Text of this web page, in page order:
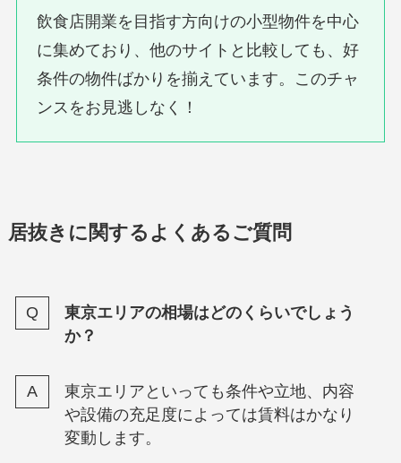
飲食店開業を目指す方向けの小型物件を中心
に集めており、他のサイトと比較しても、好
条件の物件ばかりを揃えています。このチャ
ンスをお見逃しなく！
居抜きに関するよくあるご質問
東京エリアの相場はどのくらいでしょう
か？
東京エリアといっても条件や立地、内容
や設備の充足度によっては賃料はかなり
変動します。